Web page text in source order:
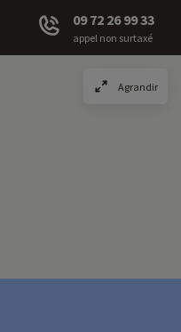
09 72 26 99 33
appel non surtaxé
Agrandir